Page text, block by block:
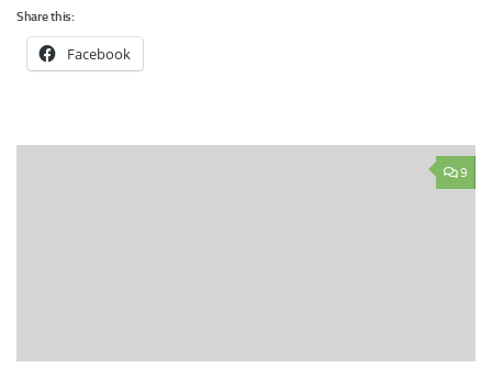
Share this:
Facebook
9